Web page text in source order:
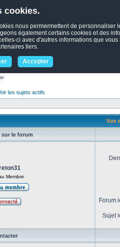
cookies.
nous permermettent de
également certains cookies et des
ci avec d'autres informations que
tiers.
Accepter
les sujets actifs
Vue
sur le forum
Membre
Forum
Sujet